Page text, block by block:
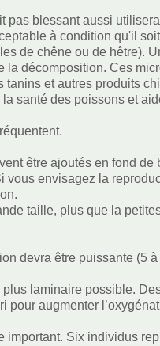
pas blessant aussi
à condition qu'il
de chêne ou de hêtre).
décomposition. Ces
et autres produits
santé des poissons et
être ajoutés en fond
envisagez la
taille, plus que la
devra être puissante (5
laminaire possible.
augmenter
Six individus